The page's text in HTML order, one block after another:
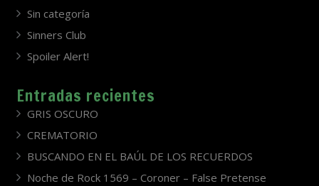
Sin categoría
Sinners Club
Spoiler Alert!
Entradas recientes
GRIS OSCURO
CREMATORIO
BUSCANDO EN EL BAÚL DE LOS RECUERDOS
Noche de Rock 1569 – Coroner – False Pretense